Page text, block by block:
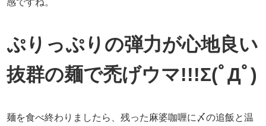
感ですね。
ぷりっぷりの弾力が心地良い
抜群の麺で禿げウマ!!!Σ(ﾟДﾟ)
麺を食べ終わりましたら、残った麻婆咖喱に〆の追飯と温